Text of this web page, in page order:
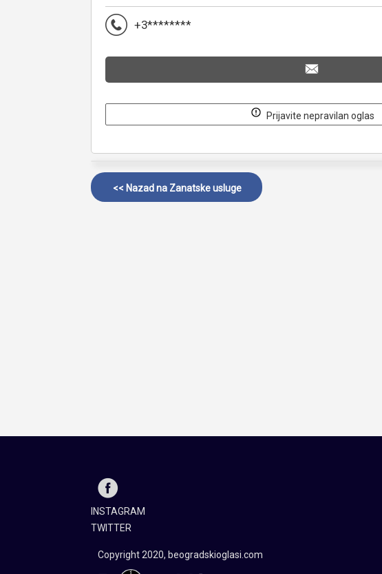
+3********
Prijavite nepravilan oglas
<< Nazad na Zanatske usluge
INSTAGRAM
TWITTER
Copyright 2020, beogradskioglasi.com